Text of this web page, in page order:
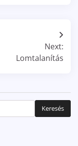
Next:
Lomtalanítás